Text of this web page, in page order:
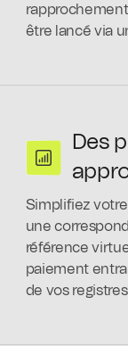
être lancé via
Des
Simplifiez
une
référence
paiement
de vos